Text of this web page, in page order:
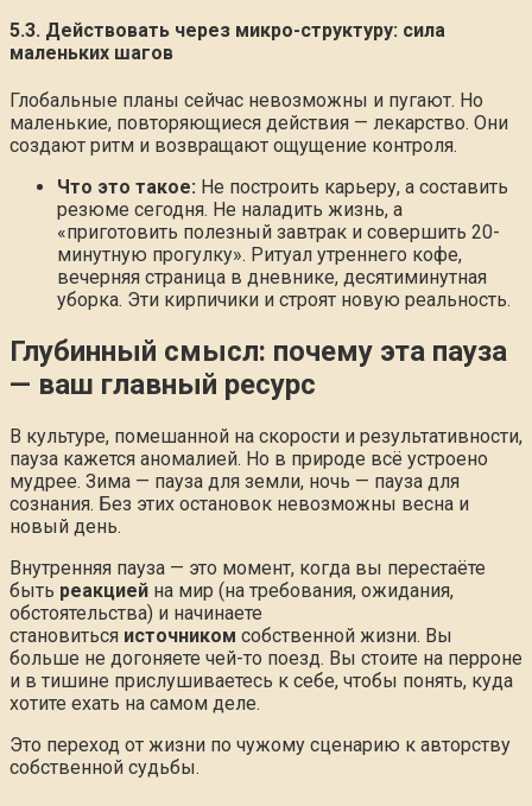
5.3. Действовать через микро-структуру: сила
маленьких шагов
Глобальные планы сейчас невозможны и пугают. Но
маленькие, повторяющиеся действия — лекарство. Они
создают ритм и возвращают ощущение контроля.
Что это такое: Не построить карьеру, а составить
резюме сегодня. Не наладить жизнь, а
«приготовить полезный завтрак и совершить 20-
минутную прогулку». Ритуал утреннего кофе,
вечерняя страница в дневнике, десятиминутная
уборка. Эти кирпичики и строят новую реальность.
Глубинный смысл: почему эта пауза
— ваш главный ресурс
В культуре, помешанной на скорости и результативности,
пауза кажется аномалией. Но в природе всё устроено
мудрее. Зима — пауза для земли, ночь — пауза для
сознания. Без этих остановок невозможны весна и
новый день.
Внутренняя пауза — это момент, когда вы перестаёте
быть реакцией на мир (на требования, ожидания,
обстоятельства) и начинаете
становиться источником собственной жизни. Вы
больше не догоняете чей-то поезд. Вы стоите на перроне
и в тишине прислушиваетесь к себе, чтобы понять, куда
хотите ехать на самом деле.
Это переход от жизни по чужому сценарию к авторству
собственной судьбы.